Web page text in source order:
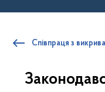
Співпраця з